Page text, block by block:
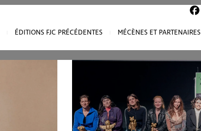
ÉDITIONS FJC PRÉCÉDENTES MÉCÈNES ET PARTENAIRES